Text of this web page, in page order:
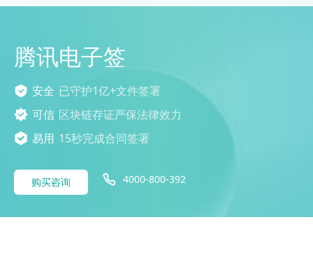
腾讯电子签
安全 已守护1亿+文件签署
可信 区块链存证严保法律效力
易用 15秒完成合同签署
购买咨询 4000-800-392